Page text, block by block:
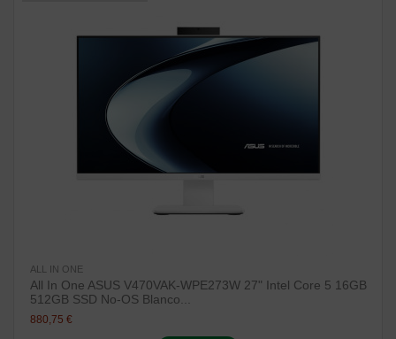
ALL IN ONE
All In One ASUS V470VAK-WPE273W 27" Intel Core 5 16GB
512GB SSD No-OS Blanco...
880,75 €